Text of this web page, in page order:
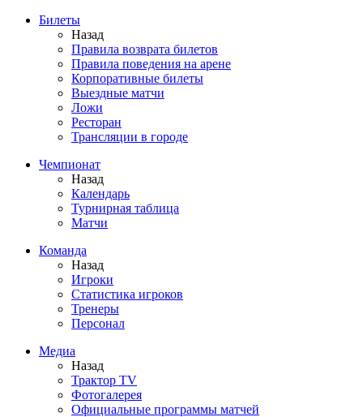
Билеты
Назад
Правила возврата билетов
Правила поведения на арене
Корпоративные билеты
Выездные матчи
Ложи
Ресторан
Трансляции в городе
Чемпионат
Назад
Календарь
Турнирная таблица
Матчи
Команда
Назад
Игроки
Статистика игроков
Тренеры
Персонал
Медиа
Назад
Трактор TV
Фотогалерея
Официальные программы матчей